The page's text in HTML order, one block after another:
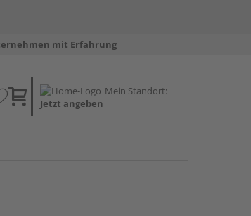
mit Erfahrung
Mein Standort:
Jetzt angeben